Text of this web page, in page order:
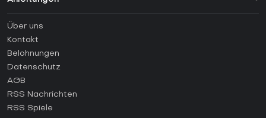
Anleitungen
Wie aktiviert man einen Steam CD Key?
Wie aktiviert man einen Epic Games CD Key?
Wie aktiviert man einen GOG CD Key?
Wie aktiviert man einen Ubisoft Connect CD Key?
Wie aktiviert man einen EA App CD Key?
Über uns
Kontakt
Belohnungen
Datenschutz
AGB
RSS Nachrichten
RSS Spiele